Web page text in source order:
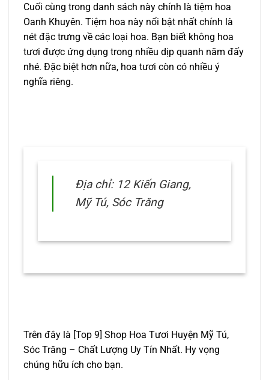
Cuối cùng trong danh sách này chính là tiệm hoa
Oanh Khuyên. Tiệm hoa này nổi bật nhất chính là
nét đặc trưng về các loại hoa. Bạn biết không hoa
tươi được ứng dụng trong nhiều dịp quanh năm đấy
nhé. Đặc biệt hơn nữa, hoa tươi còn có nhiều ý
nghĩa riêng.
Địa chỉ: 12 Kiến Giang,
Mỹ Tú, Sóc Trăng
Trên đây là [Top 9] Shop Hoa Tươi Huyện Mỹ Tú,
Sóc Trăng – Chất Lượng Uy Tín Nhất. Hy vọng
chúng hữu ích cho bạn.